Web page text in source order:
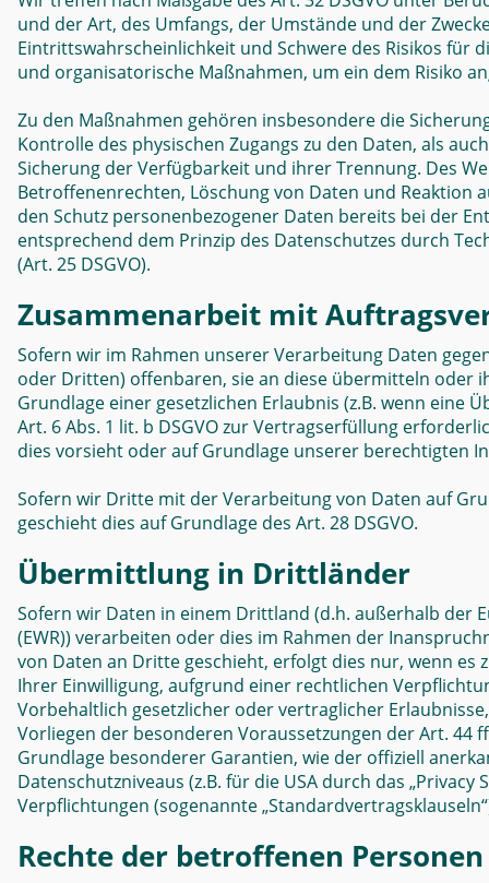
und der Art, des Umfangs, der Umstände und der
Eintrittswahrscheinlichkeit und Schwere des Risikos für
und organisatorische Maßnahmen, um ein dem Risiko
Zu den Maßnahmen gehören insbesondere die
Kontrolle des physischen Zugangs zu den Daten, als
Sicherung der Verfügbarkeit und ihrer Trennung. Des
Betroffenenrechten, Löschung von Daten und Reaktion
den Schutz personenbezogener Daten bereits bei der
entsprechend dem Prinzip des Datenschutzes durch
(Art. 25 DSGVO).
Zusammenarbeit mit
Sofern wir im Rahmen unserer Verarbeitung Daten
oder Dritten) offenbaren, sie an diese übermitteln oder
Grundlage einer gesetzlichen Erlaubnis (z.B. wenn eine
Art. 6 Abs. 1 lit. b DSGVO zur Vertragserfüllung
dies vorsieht oder auf Grundlage unserer berechtigten
Sofern wir Dritte mit der Verarbeitung von Daten auf
geschieht dies auf Grundlage des Art. 28 DSGVO.
Übermittlung in Drittländer
Sofern wir Daten in einem Drittland (d.h. außerhalb der
(EWR)) verarbeiten oder dies im Rahmen der
von Daten an Dritte geschieht, erfolgt dies nur, wenn
Ihrer Einwilligung, aufgrund einer rechtlichen
Vorbehaltlich gesetzlicher oder vertraglicher
Vorliegen der besonderen Voraussetzungen der Art. 44
Grundlage besonderer Garantien, wie der offiziell
Datenschutzniveaus (z.B. für die USA durch das
Verpflichtungen (sogenannte
Rechte der betroffenen Personen